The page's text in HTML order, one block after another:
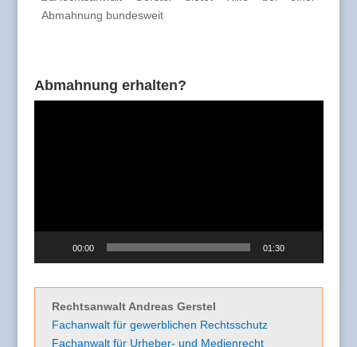
Abmahnung erhalten?
00:00 01:30
Rechtsanwalt Andreas Gerstel
Fachanwalt für gewerblichen Rechtsschutz
Fachanwalt für Urheber- und Medienrecht